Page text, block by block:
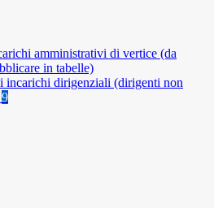
amministrativi di vertice (da
in tabelle)
incarichi dirigenziali (dirigenti non
9